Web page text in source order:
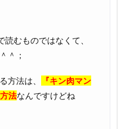
むものではなくて、
＾；
方法は、
『キン肉マン
法なんですけどね